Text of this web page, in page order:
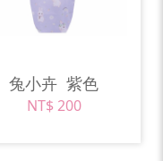
兔小卉 紫色
NT$ 200